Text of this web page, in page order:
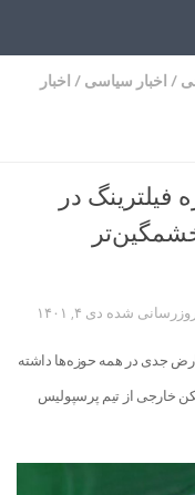
/ اخبار سیاسی / اخبار
در
شده دی ۴, ۱۴۰۱
جدی در همه حوزه‌ها داشته
خارجی از تیم پرسپولیس